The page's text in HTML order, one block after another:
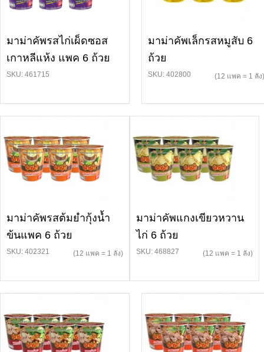
มาม่าคัพรสไก่เผ็ดซอส
เกาหลีแห้ง แพค 6 ถ้วย
SKU: 461715
มาม่าคัพเล็กรสหมูสับ 6
ถ้วย
SKU: 402800 (12 แพค = 1 ลัง)
มาม่าคัพรสต้มยำกุ้งน้ำ
ข้นแพค 6 ถ้วย
SKU: 402321 (12 แพค = 1 ลัง)
มาม่าคัพแกงเขียวหวาน
ไก่ 6 ถ้วย
SKU: 468827 (12 แพค = 1 ลัง)